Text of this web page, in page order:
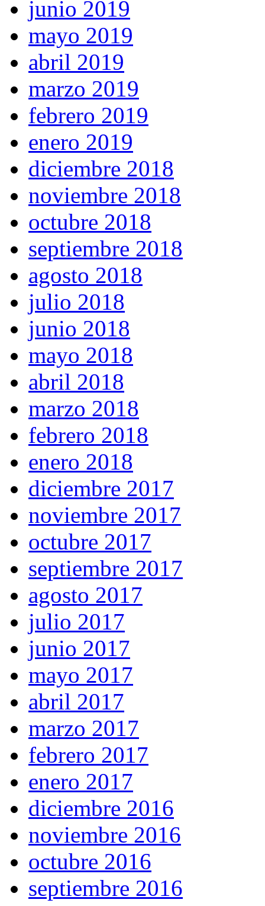
junio 2019
mayo 2019
abril 2019
marzo 2019
febrero 2019
enero 2019
diciembre 2018
noviembre 2018
octubre 2018
septiembre 2018
agosto 2018
julio 2018
junio 2018
mayo 2018
abril 2018
marzo 2018
febrero 2018
enero 2018
diciembre 2017
noviembre 2017
octubre 2017
septiembre 2017
agosto 2017
julio 2017
junio 2017
mayo 2017
abril 2017
marzo 2017
febrero 2017
enero 2017
diciembre 2016
noviembre 2016
octubre 2016
septiembre 2016